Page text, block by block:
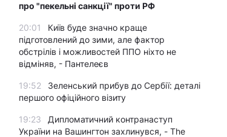
про "пекельні санкції" проти РФ
20:01
Київ буде значно краще
підготовлений до зими, але фактор
обстрілів і можливостей ППО ніхто не
відміняв, - Пантелеєв
19:52
Зеленський прибув до Сербії: деталі
першого офіційного візиту
19:23
Дипломатичний контранаступ
України на Вашингтон захлинувся, - The